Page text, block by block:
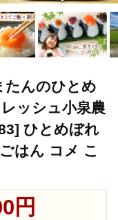
たんのひとめ
ッシュ小泉農
ひとめぼれ
はん コメ こ
円